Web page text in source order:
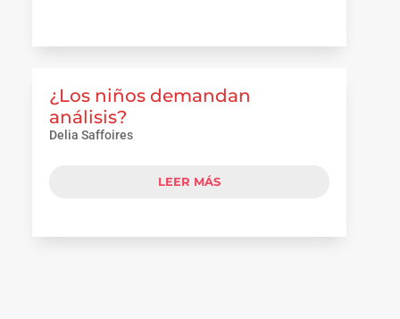
¿Los niños demandan
análisis?
Delia Saffoires
LEER MÁS